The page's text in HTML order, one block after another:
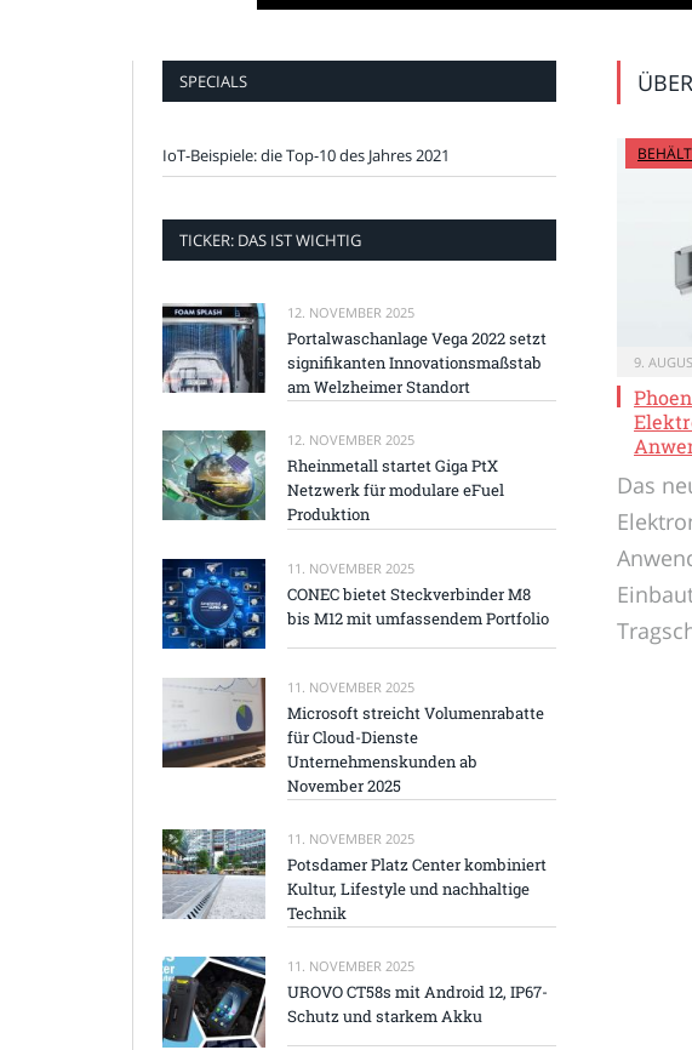
9.
Das
SPECIALS
IoT-Beispiele: die Top-10 des Jahres 2021
TICKER: DAS IST WICHTIG
12. NOVEMBER 2025
Portalwaschanlage Vega 2022 setzt
signifikanten Innovationsmaßstab
am Welzheimer Standort
12. NOVEMBER 2025
Rheinmetall startet Giga PtX
Netzwerk für modulare eFuel
Produktion
11. NOVEMBER 2025
CONEC bietet Steckverbinder M8
bis M12 mit umfassendem Portfolio
11. NOVEMBER 2025
Microsoft streicht Volumenrabatte
für Cloud-Dienste
Unternehmenskunden ab
November 2025
11. NOVEMBER 2025
Potsdamer Platz Center kombiniert
Kultur, Lifestyle und nachhaltige
Technik
11. NOVEMBER 2025
UROVO CT58s mit Android 12, IP67-
Schutz und starkem Akku